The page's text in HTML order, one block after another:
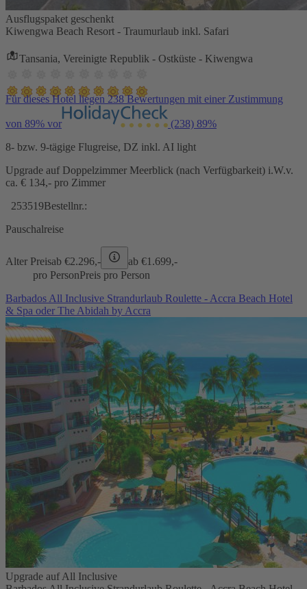
Ausflugspaket geschenkt
Kiwengwa Beach Resort - Traumurlaub inkl. Safari
Tansania, Vereinigte Republik - Ostküste - Kiwengwa
Für dieses Hotel liegen 238 Bewertungen mit einer Zustimmung
von 89% vor (238) 89%
8- bzw. 9-tägige Flugreise, DZ inkl. AI light
Upgrade auf Doppelzimmer Meerblick (nach Verfügbarkeit) i.W.v.
ca. € 134,- pro Zimmer
253519Bestellnr.:
Pauschalreise
Alter Preisab €2.296,- ab €1.699,-
pro PersonPreis pro Person
Barbados All Inclusive Strandurlaub Roulette - Accra Beach Hotel
& Spa oder The Abidah by Accra
Upgrade auf All Inclusive